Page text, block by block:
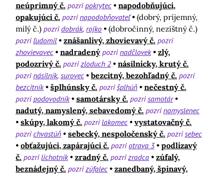
neúprimný č. pozripokrytec
napodobňujúci,
opakujúci č. pozrinapodobňovateľ
(dobrý, príjemný,
milý č.) pozridobrák rojko
(dobročinný, nezištný č.)
pozriľudomil znášanlivý, zhovievavý č. pozri
zhovievavec
nadradený pozrinadčlovek
zlý,
podozrivý č. pozrizloduch 2
násilnícky, krutý č.
pozrinásilník surovec bezcitný, bezohľadný č. pozri
bezcitník
šplhúnsky č. pozrišplhúň
nečestný č.
pozripodovodník samotársky č. pozrisamotár
nadutý, namyslený, sebavedomý č. pozrinamyslenec
skúpy, lakomý č. pozrilakomec
vystatovačný č.
pozrichvastúň sebecký, nespoločenský č. pozrisebec
obťažujúci, zapárajúci č. pozriotrava 3
podlízavý
č. pozrilichotník zradný č. pozrizradca
zúfalý,
beznádejný č. pozrizúfalec
zanedbaný, špinavý,